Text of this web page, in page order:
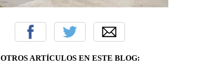
OTROS ARTÍCULOS EN ESTE BLOG: